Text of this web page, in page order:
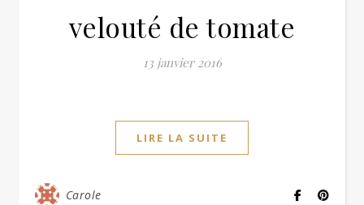
velouté de tomate
13 janvier 2016
LIRE LA SUITE
Carole